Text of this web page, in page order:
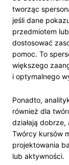
tworząc
jeśli dane
przedmiotem
dostosować
pomoc. To
większego
i optymalnego
Ponadto,
również dla
działają
Twórcy kursów
projektowania
lub aktywności.